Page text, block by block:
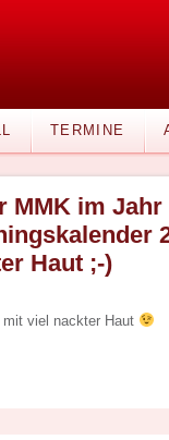
TERMINE
MMK im Jahr
Haut ;-)
mit viel nackter Haut